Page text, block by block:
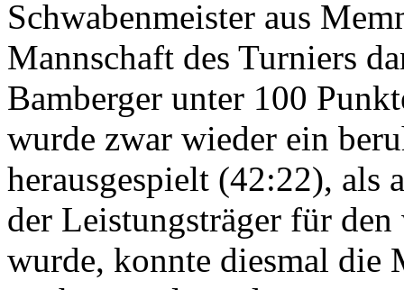
Schwabenmeister aus
Mannschaft des Turniers
Bamberger unter 100
wurde zwar wieder ein
herausgespielt (42:22), als
der Leistungsträger für
wurde, konnte diesmal die